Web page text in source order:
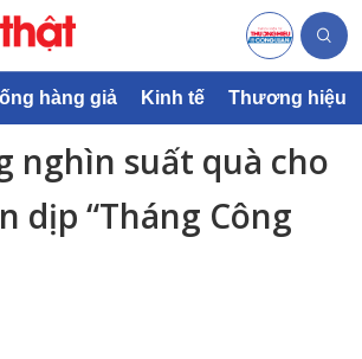
hàng giả Kinh tế Thương hiệu
nghìn suất quà cho
dịp “Tháng Công